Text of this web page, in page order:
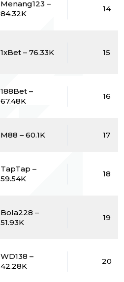
Menang123 –
84.32K
14
1xBet – 76.33K 15
188Bet –
67.48K
16
M88 – 60.1K 17
TapTap –
59.54K
18
Bola228 –
51.93K
19
WD138 –
42.28K
20